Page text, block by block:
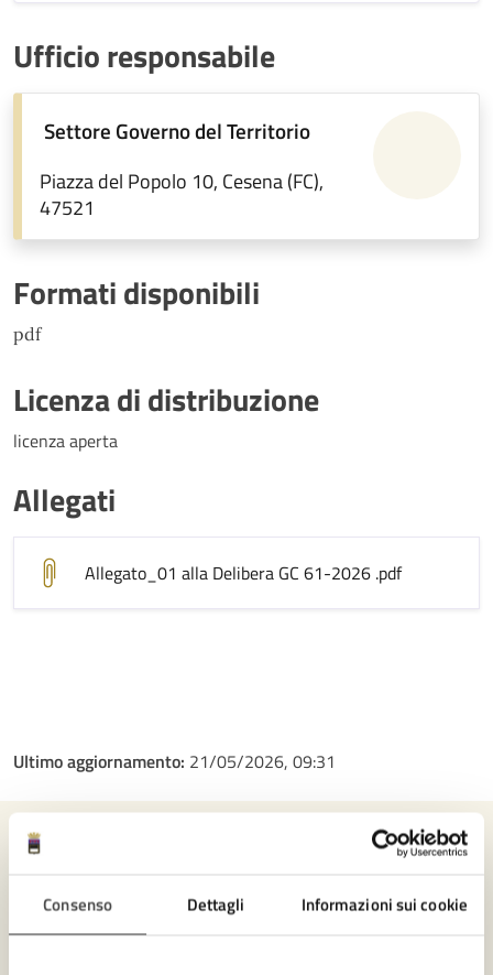
Consenso Dettagli Informazioni sui cookie
Ufficio responsabile
Settore Governo del Territorio
Piazza del Popolo 10, Cesena (FC),
47521
Formati disponibili
pdf
Licenza di distribuzione
licenza aperta
Allegati
Allegato_01 alla Delibera GC 61-2026 .pdf
Ultimo aggiornamento: 21/05/2026, 09:31